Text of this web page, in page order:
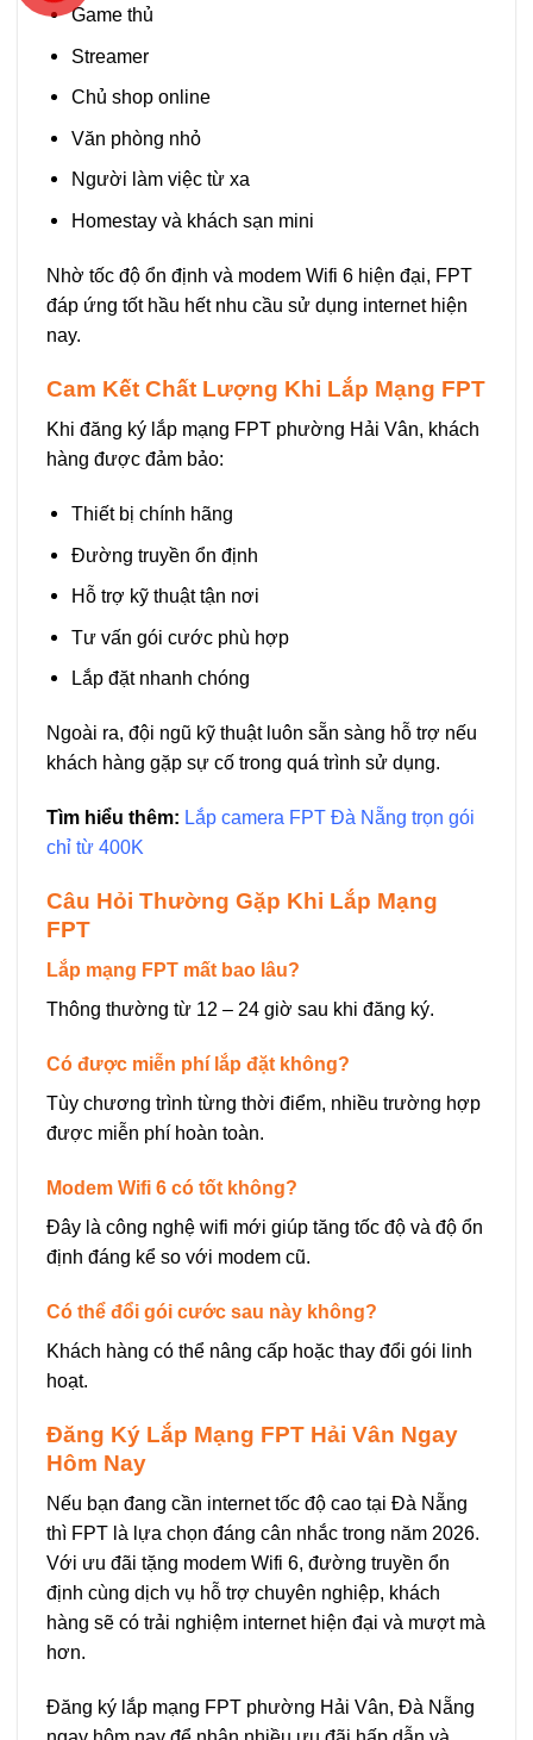
Game thủ
Streamer
Chủ shop online
Văn phòng nhỏ
Người làm việc từ xa
Homestay và khách sạn mini
Nhờ tốc độ ổn định và modem Wifi 6 hiện đại, FPT
đáp ứng tốt hầu hết nhu cầu sử dụng internet hiện
nay.
Cam Kết Chất Lượng Khi Lắp Mạng FPT
Khi đăng ký lắp mạng FPT phường Hải Vân, khách
hàng được đảm bảo:
Thiết bị chính hãng
Đường truyền ổn định
Hỗ trợ kỹ thuật tận nơi
Tư vấn gói cước phù hợp
Lắp đặt nhanh chóng
Ngoài ra, đội ngũ kỹ thuật luôn sẵn sàng hỗ trợ nếu
khách hàng gặp sự cố trong quá trình sử dụng.
Tìm hiểu thêm: Lắp camera FPT Đà Nẵng trọn gói
chỉ từ 400K
Câu Hỏi Thường Gặp Khi Lắp Mạng
FPT
Lắp mạng FPT mất bao lâu?
Thông thường từ 12 – 24 giờ sau khi đăng ký.
Có được miễn phí lắp đặt không?
Tùy chương trình từng thời điểm, nhiều trường hợp
được miễn phí hoàn toàn.
Modem Wifi 6 có tốt không?
Đây là công nghệ wifi mới giúp tăng tốc độ và độ ổn
định đáng kể so với modem cũ.
Có thể đổi gói cước sau này không?
Khách hàng có thể nâng cấp hoặc thay đổi gói linh
hoạt.
Đăng Ký Lắp Mạng FPT Hải Vân Ngay
Hôm Nay
Nếu bạn đang cần internet tốc độ cao tại Đà Nẵng
thì FPT là lựa chọn đáng cân nhắc trong năm 2026.
Với ưu đãi tặng modem Wifi 6, đường truyền ổn
định cùng dịch vụ hỗ trợ chuyên nghiệp, khách
hàng sẽ có trải nghiệm internet hiện đại và mượt mà
hơn.
Đăng ký lắp mạng FPT phường Hải Vân, Đà Nẵng